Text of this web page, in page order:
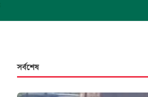
সর্বশেষ